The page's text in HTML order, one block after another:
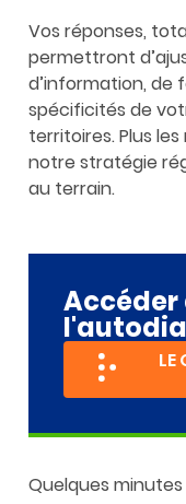
Vos réponses,
permettront
d’information, de
spécificités de
territoires. Plus
notre stratégie
au terrain.
Accéder
LE
Quelques